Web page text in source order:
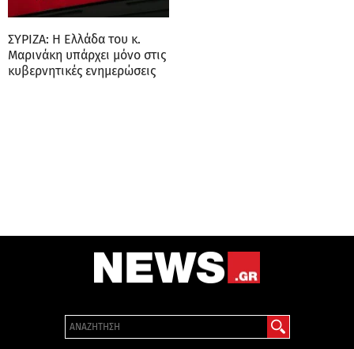
ΣΥΡΙΖΑ: Η Ελλάδα του κ.
Μαρινάκη υπάρχει μόνο στις
κυβερνητικές ενημερώσεις